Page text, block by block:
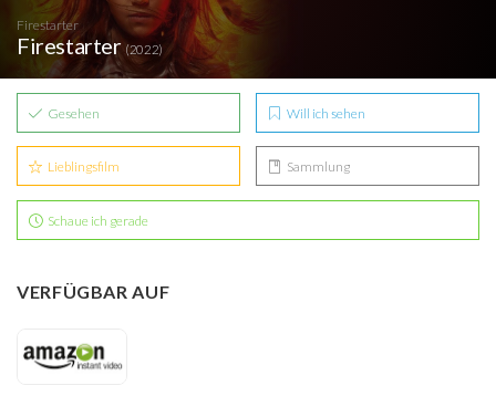
Firestarter
Firestarter(2022)
Gesehen Will ich sehen
Lieblingsfilm Sammlung
Schaue ich gerade
VERFÜGBAR AUF